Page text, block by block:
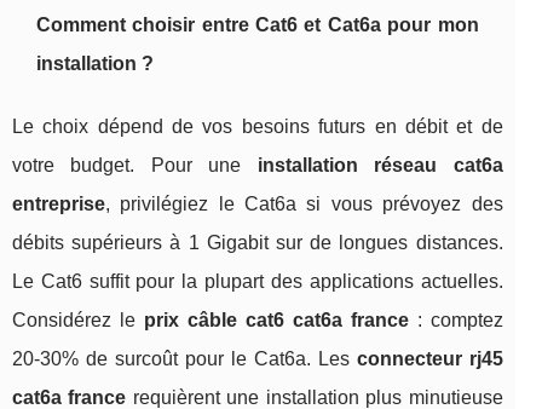
Comment choisir entre Cat6 et Cat6a pour mon
installation ?
Le choix dépend de vos besoins futurs en débit et de
votre budget. Pour une installation réseau cat6a
entreprise, privilégiez le Cat6a si vous prévoyez des
débits supérieurs à 1 Gigabit sur de longues distances.
Le Cat6 suffit pour la plupart des applications actuelles.
Considérez le prix câble cat6 cat6a france: comptez
20-30% de surcoût pour le Cat6a. Les connecteur rj45
cat6a france requièrent une installation plus minutieuse